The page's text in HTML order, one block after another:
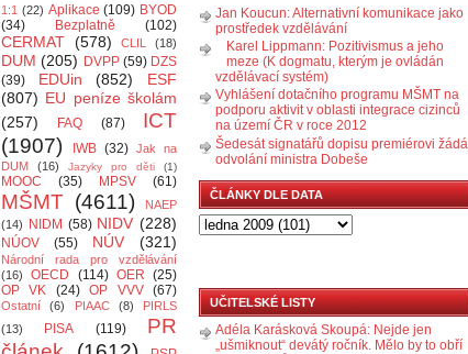
1:1 (22) Aplikace (109) BYOD
(34)
Bezplatně (102)
CERMAT (578) CLIL (18)
DUM (205) DVPP (59) DZS
(39)
EDUin (852)
ESF
(807) EU peníze školám
(257)
FAQ (87)
ICT
(1907)
IWB (32) Jak na
DUM
(16) Jazyky pro děti (1)
MOOC (35) MPSV (61)
MŠMT (4611)
NAEP
(14)
NIDM (58) NIDV (228)
NÚOV (55) NÚV (321)
Národní rada pro vzdělávání
(16)
OECD (114) OER (25)
OP VK
(24) OP VVV (67)
Ostatní (6) PIAAC (8)
PIRLS
(13)
PISA (119)
PR
Jan Koucun: Alternativní komunikace jako
prostředek vzdělávání
Karel Lippmann: Pozitivismus a jeho
meze (K dogmatu, kterým je ovládán
vzdělávací systém)
Vyhlášení dotačního programu MŠMT na
podporu aktivit v oblasti integrace cizinců
na území ČR v roce 2012
Šedesát signatářů dopisu premiérovi žádá
odvolání ministra Dobeše
ČLÁNKY DLE DATA
UČITELSKÉ LISTY
Adéla Karásková Skoupá: Nejde jen
„ušmiknout“ devátý ročník. Mělo by to obří